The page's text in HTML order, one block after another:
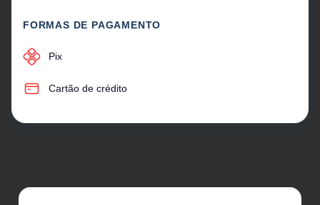
FORMAS DE PAGAMENTO
Pix
Cartão de crédito